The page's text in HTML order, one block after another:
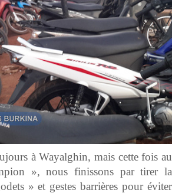
à Wayalghin, mais cette fois au
», nous finissons par tirer la
» et gestes barrières pour éviter